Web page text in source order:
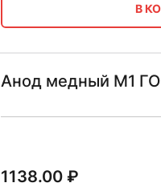
В
Анод медный М1
1138.00₽